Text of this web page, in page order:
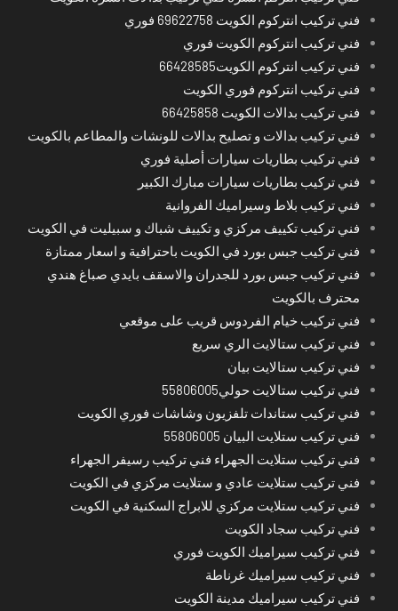
فني تركيب انتركوم الكويت 69622758 فوري
فني تركيب انتركوم الكويت فوري
فني تركيب انتركوم الكويت66428585
فني تركيب انتركوم فوري الكويت
فني تركيب بدالات الكويت 66425858
فني تركيب بدالات و تصليح بدالات للونشات والمطاعم بالكويت
فني تركيب بطاريات سيارات أصلية فوري
فني تركيب بطاريات سيارات مبارك الكبير
فني تركيب بلاط وسيراميك الفروانية
فني تركيب تكييف مركزي و تكييف شباك و سبيليت في الكويت
فني تركيب جبس بورد في الكويت باحترافية و اسعار ممتازة
فني تركيب جبس بورد للجدران والاسقف بايدي صباغ هندي
محترف بالكويت
فني تركيب خيام الفردوس قريب على موقعي
فني تركيب ستالايت الري سريع
فني تركيب ستالايت بيان
فني تركيب ستالايت حولي55806005
فني تركيب ستاندات تلفزيون وشاشات فوري الكويت
فني تركيب ستلايت البيان 55806005
فني تركيب ستلايت الجهراء فني تركيب رسيفر الجهراء
فني تركيب ستلايت عادي و ستلايت مركزي في الكويت
فني تركيب ستلايت مركزي للابراج السكنية في الكويت
فني تركيب سجاد الكويت
فني تركيب سيراميك الكويت فوري
فني تركيب سيراميك غرناطة
فني تركيب سيراميك مدينة الكويت